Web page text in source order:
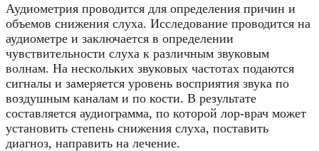
Аудиометрия проводится для определения причин и
объемов снижения слуха. Исследование проводится на
аудиометре и заключается в определении
чувствительности слуха к различным звуковым
волнам. На нескольких звуковых частотах подаются
сигналы и замеряется уровень восприятия звука по
воздушным каналам и по кости. В результате
составляется аудиограмма, по которой лор-врач может
установить степень снижения слуха, поставить
диагноз, направить на лечение.